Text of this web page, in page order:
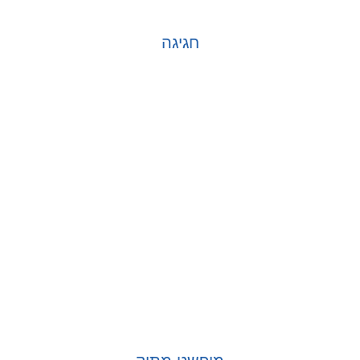
חגיגה